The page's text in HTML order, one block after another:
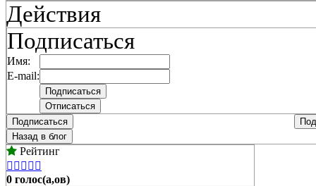
Действия
Подписаться
Имя:
E-mail:
Подписаться
Назад в блог
Рейтинг
    
0 голос(а,ов)